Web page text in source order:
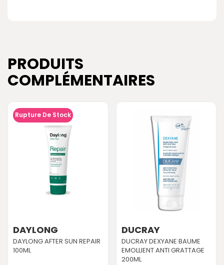
PRODUITS
COMPLÉMENTAIRES
Rupture De Stock
DAYLONG
DAYLONG AFTER SUN REPAIR
100ML
DUCRAY
DUCRAY DEXYANE BAUME
EMOLLIENT ANTI GRATTAGE
200ML